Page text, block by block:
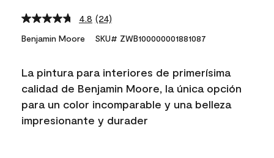
4.8 Read
24
Reviews.
link.
(24)
Benjamin Moore SKU# ZWB100000001881087
La pintura para interiores de primerísima
calidad de Benjamin Moore, la única opción
para un color incomparable y una belleza
impresionante y durader